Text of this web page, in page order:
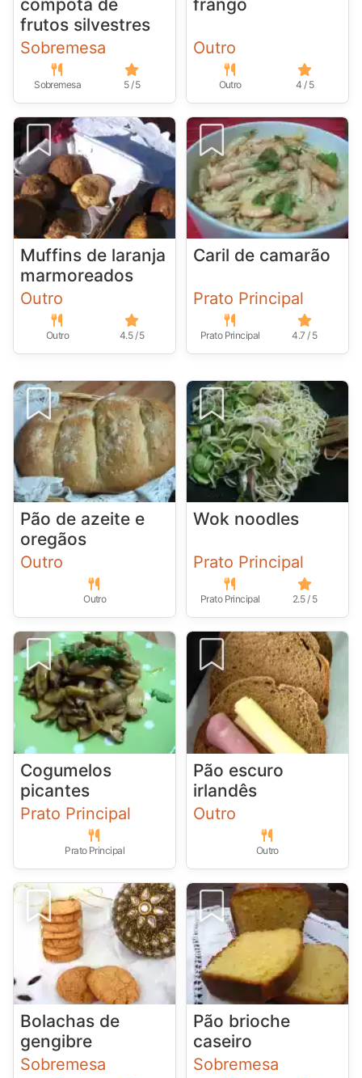
compota de
frutos silvestres
Sobremesa
Sobremesa 5 / 5
frango
Outro
Outro 4 / 5
Muffins de laranja
marmoreados
Outro
Outro 4.5 / 5
Caril de camarão
Prato Principal
Prato Principal 4.7 / 5
Pão de azeite e
oregãos
Outro
Outro
Wok noodles
Prato Principal
Prato Principal 2.5 / 5
Cogumelos
picantes
Prato Principal
Prato Principal
Pão escuro
irlandês
Outro
Outro
Bolachas de
gengibre
Sobremesa
Pão brioche
caseiro
Sobremesa